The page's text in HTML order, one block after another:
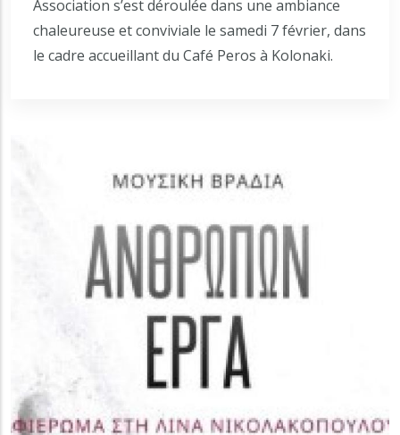
Association s’est déroulée dans une ambiance
chaleureuse et conviviale le samedi 7 février, dans
le cadre accueillant du Café Peros à Kolonaki.